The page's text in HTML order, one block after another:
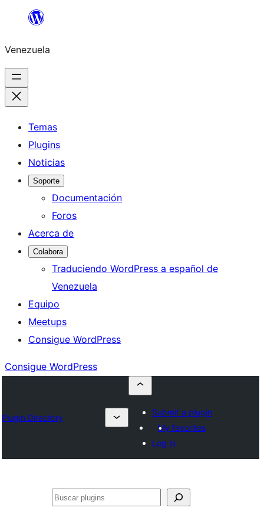
Saltar
contenido
Venezuela
Temas
Plugins
Noticias
Soporte
Documentación
Foros
Acerca de
Colabora
Traduciendo WordPress a español de
Venezuela
Equipo
Meetups
Consigue WordPress
Consigue WordPress
Plugin Directory
Submit a plugin
My favorites
Log in
Buscar